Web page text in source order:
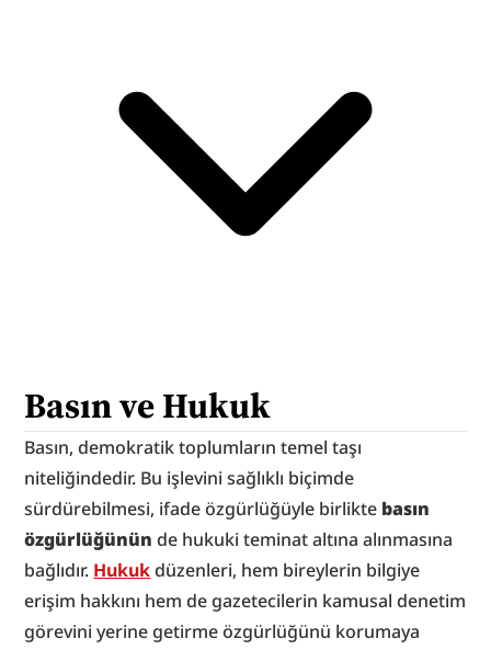
Basın ve Hukuk
Basın, demokratik toplumların temel taşı
niteliğindedir. Bu işlevini sağlıklı biçimde
sürdürebilmesi, ifade özgürlüğüyle birlikte basın
özgürlüğünün de hukuki teminat altına alınmasına
bağlıdır. Hukuk düzenleri, hem bireylerin bilgiye
erişim hakkını hem de gazetecilerin kamusal denetim
görevini yerine getirme özgürlüğünü korumaya